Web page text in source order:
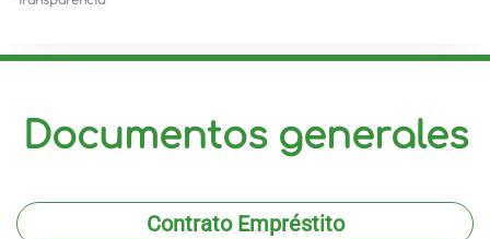
Documentos generales
Contrato Empréstito